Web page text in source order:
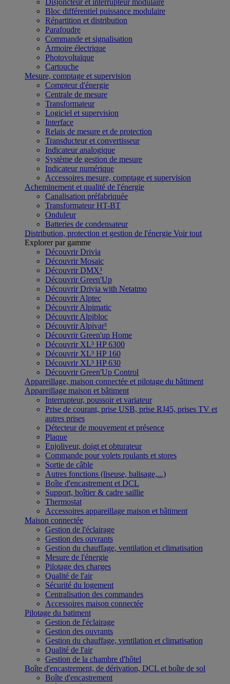
Disjoncteur et interrupteur modulaire
Bloc différentiel puissance modulaire
Répartition et distribution
Parafoudre
Commande et signalisation
Armoire électrique
Photovoltaïque
Cartouche
Mesure, comptage et supervision
Compteur d'énergie
Centrale de mesure
Transformateur
Logiciel et supervision
Interface
Relais de mesure et de protection
Transducteur et convertisseur
Indicateur analogique
Système de gestion de mesure
Indicateur numérique
Accessoires mesure, comptage et supervision
Acheminement et qualité de l'énergie
Canalisation préfabriquée
Transformateur HT-BT
Onduleur
Batteries de condensateur
Distribution, protection et gestion de l'énergie Voir tout
Explorer par gamme
Découvrir Drivia
Découvrir Mosaic
Découvrir DMX³
Découvrir Green'Up
Découvrir Drivia with Netatmo
Découvrir Alptec
Découvrir Alpimatic
Découvrir Alpibloc
Découvrir Alpivar³
Découvrir Green'up Home
Découvrir XL³ HP 6300
Découvrir XL³ HP 160
Découvrir XL³ HP 630
Découvrir Green'Up Control
Appareillage, maison connectée et pilotage du bâtiment
Appareillage maison et bâtiment
Interrupteur, poussoir et variateur
Prise de courant, prise USB, prise RJ45, prises TV et
autres prises
Détecteur de mouvement et présence
Plaque
Enjoliveur, doigt et obturateur
Commande pour volets roulants et stores
Sortie de câble
Autres fonctions (liseuse, balisage,...)
Boîte d'encastrement et DCL
Support, boîtier & cadre saillie
Thermostat
Accessoires appareillage maison et bâtiment
Maison connectée
Gestion de l'éclairage
Gestion des ouvrants
Gestion du chauffage, ventilation et climatisation
Mesure de l'énergie
Pilotage des charges
Qualité de l'air
Sécurité du logement
Centralisation des commandes
Accessoires maison connectée
Pilotage du batiment
Gestion de l'éclairage
Gestion des ouvrants
Gestion du chauffage, ventilation et climatisation
Qualité de l'air
Gestion de la chambre d'hôtel
Boîte d'encastrement, de dérivation, DCL et boîte de sol
Boîte d'encastrement